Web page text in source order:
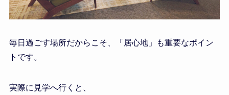
毎日過ごす場所だからこそ、「居心地」も重要なポイン
トです。
実際に見学へ行くと、